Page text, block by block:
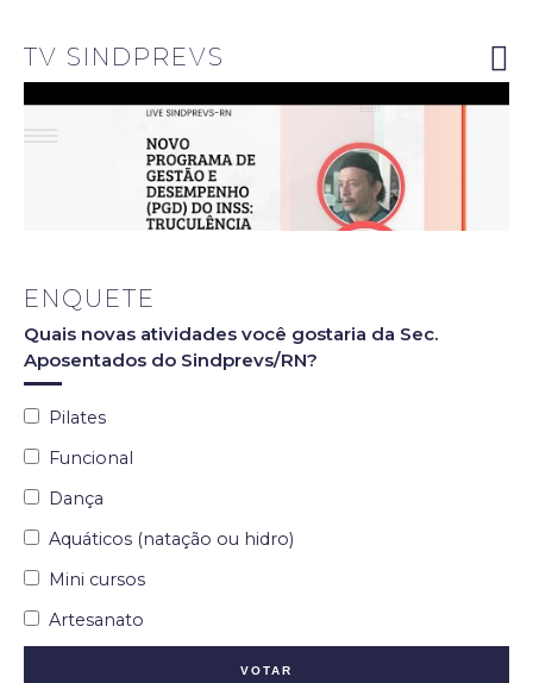
TV SINDPREVS
do INSS
ENQUETE
Quais novas atividades você gostaria da Sec.
Aposentados do Sindprevs/RN?
Pilates
Funcional
Dança
Aquáticos (natação ou hidro)
Mini cursos
Artesanato